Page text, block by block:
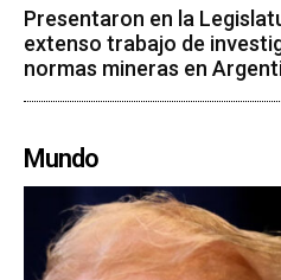
Presentaron en la
extenso trabajo de
normas mineras en
Mundo